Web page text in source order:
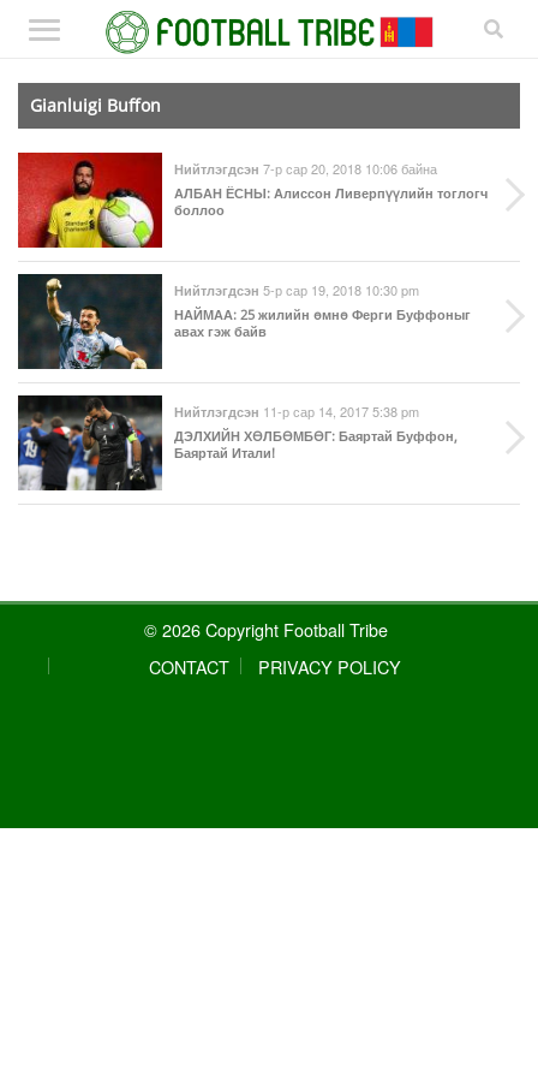
Gianluigi Buffon
Нийтлэгдсэн 7-р сар 20, 2018 10:06 байна
АЛБАН ЁСНЫ: Алиссон Ливерпүүлийн тоглогч
боллоо
Нийтлэгдсэн 5-р сар 19, 2018 10:30 pm
НАЙМАА: 25 жилийн өмнө Ферги Буффоныг
авах гэж байв
Нийтлэгдсэн 11-р сар 14, 2017 5:38 pm
ДЭЛХИЙН ХӨЛБӨМБӨГ: Баяртай Буффон,
Баяртай Итали!
© 2026 Copyright Football Tribe
CONTACT
PRIVACY POLICY